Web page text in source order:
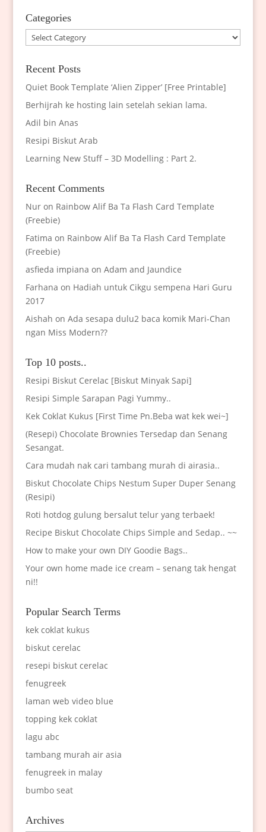
Categories
Categories
Recent Posts
Quiet Book Template ‘Alien Zipper’ [Free Printable]
Berhijrah ke hosting lain setelah sekian lama.
Adil bin Anas
Resipi Biskut Arab
Learning New Stuff – 3D Modelling : Part 2.
Recent Comments
Nuron Rainbow Alif Ba Ta Flash Card Template
(Freebie)
Fatima on Rainbow Alif Ba Ta Flash Card Template
(Freebie)
asfieda impiana on Adam and Jaundice
Farhana on Hadiah untuk Cikgu sempena Hari Guru
2017
Aishah on Ada sesapa dulu2 baca komik Mari-Chan
ngan Miss Modern??
Top 10 posts..
Resipi Biskut Cerelac [Biskut Minyak Sapi]
Resipi Simple Sarapan Pagi Yummy..
Kek Coklat Kukus [First Time Pn.Beba wat kek wei~]
(Resepi) Chocolate Brownies Tersedap dan Senang
Sesangat.
Cara mudah nak cari tambang murah di airasia..
Biskut Chocolate Chips Nestum Super Duper Senang
(Resipi)
Roti hotdog gulung bersalut telur yang terbaek!
Recipe Biskut Chocolate Chips Simple and Sedap.. ~~
How to make your own DIY Goodie Bags..
Your own home made ice cream – senang tak hengat
ni!!
Popular Search Terms
kek coklat kukus
biskut cerelac
resepi biskut cerelac
fenugreek
laman web video blue
topping kek coklat
lagu abc
tambang murah air asia
fenugreek in malay
bumbo seat
Archives